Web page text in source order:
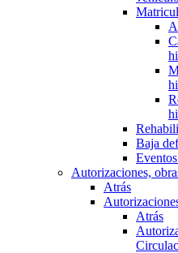
Baja
Autorizaciones,
Atrás
Atrás